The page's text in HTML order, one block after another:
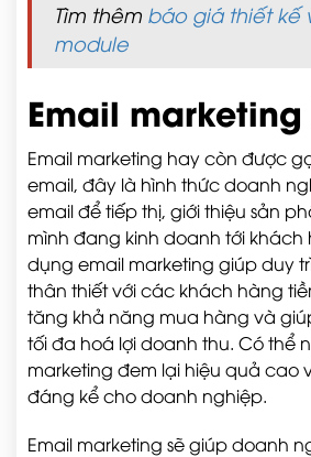
Tìm thêm báo giá thiết kế
module
Email
Email marketing hay còn được
email, đây là hình thức doanh
email để tiếp thị, giới thiệu sản
mình đang kinh doanh tới khách
dụng email marketing giúp duy
thân thiết với các khách hàng
tăng khả năng mua hàng và
tối đa hoá lợi doanh thu. Có thể
marketing đem lại hiệu quả cao
đáng kể cho doanh nghiệp.
Email marketing sẽ giúp doanh